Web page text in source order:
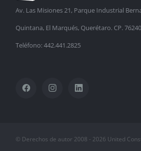
Av. Las Misiones 21, Parque Industrial
Quintana, El Marqués, Querétaro. CP.
Teléfono: 442.441.2825
© Derechos de autor 2008 - 2026 United